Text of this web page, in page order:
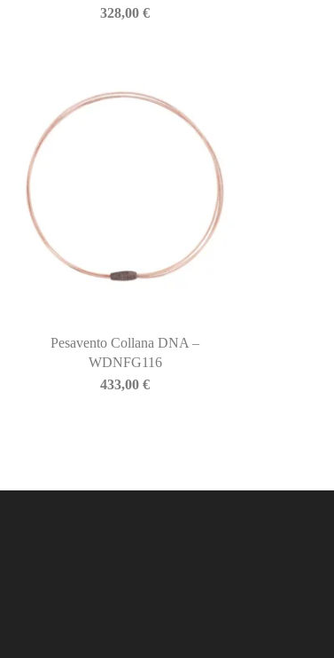
328,00€
Pesavento Collana DNA –
WDNFG116
433,00€